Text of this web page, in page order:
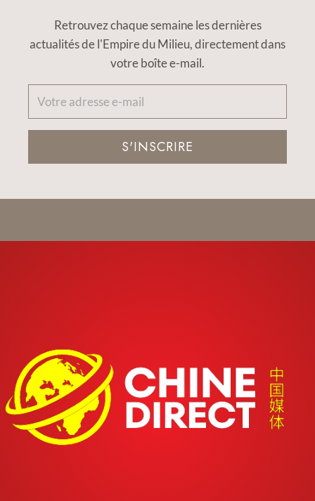
Retrouvez chaque semaine les dernières
actualités de l'Empire du Milieu, directement dans
votre boîte e-mail.
S'INSCRIRE